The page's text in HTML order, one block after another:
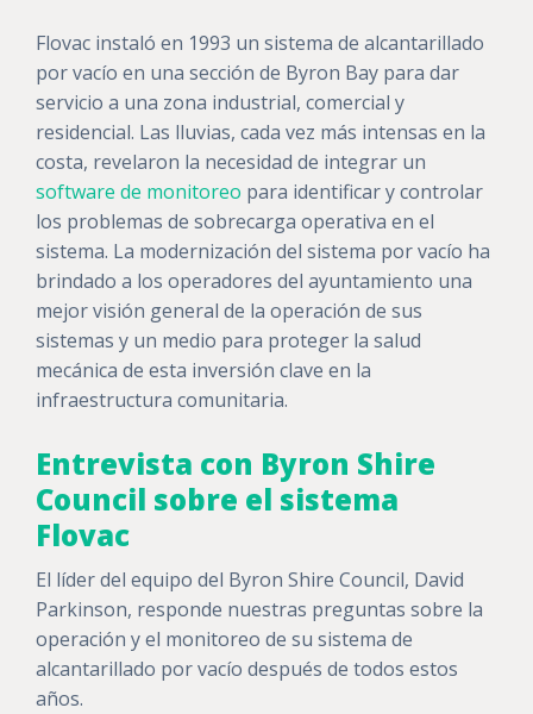
Flovac instaló en 1993 un sistema de alcantarillado
por vacío en una sección de Byron Bay para dar
servicio a una zona industrial, comercial y
residencial. Las lluvias, cada vez más intensas en la
costa, revelaron la necesidad de integrar un
software de monitoreo para identificar y controlar
los problemas de sobrecarga operativa en el
sistema. La modernización del sistema por vacío ha
brindado a los operadores del ayuntamiento una
mejor visión general de la operación de sus
sistemas y un medio para proteger la salud
mecánica de esta inversión clave en la
infraestructura comunitaria.
Entrevista con Byron Shire
Council sobre el sistema
Flovac
El líder del equipo del Byron Shire Council, David
Parkinson, responde nuestras preguntas sobre la
operación y el monitoreo de su sistema de
alcantarillado por vacío después de todos estos
años.